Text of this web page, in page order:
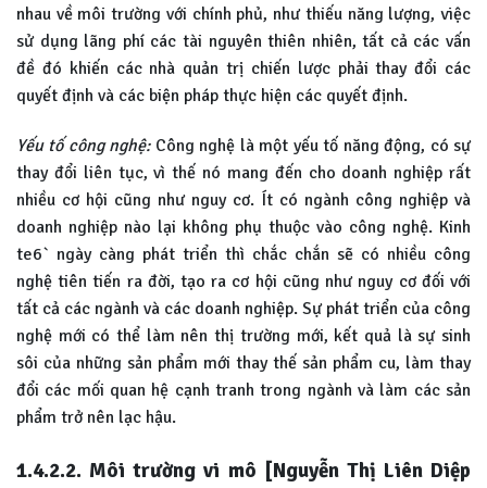
nhau về môi trường với chính phủ, như thiếu năng lượng, việc
sử dụng lãng phí các tài nguyên thiên nhiên, tất cả các vấn
đề đó khiến các nhà quản trị chiến lược phải thay đổi các
quyết định và các biện pháp thực hiện các quyết định.
Yếu tố công nghệ:Công nghệ là một yếu tố năng động, có sự
thay đổi liên tục, vì thế nó mang đến cho doanh nghiệp rất
nhiều cơ hội cũng như nguy cơ. Ít có ngành công nghiệp và
doanh nghiệp nào lại không phụ thuộc vào công nghệ. Kinh
te6` ngày càng phát triển thì chắc chắn sẽ có nhiều công
nghệ tiên tiến ra đời, tạo ra cơ hội cũng như nguy cơ đối với
tất cả các ngành và các doanh nghiệp. Sự phát triển của công
nghệ mới có thể làm nên thị trường mới, kết quả là sự sinh
sôi của những sản phẩm mới thay thế sản phẩm cu, làm thay
đổi các mối quan hệ cạnh tranh trong ngành và làm các sản
phẩm trở nên lạc hậu.
1.4.2.2. Môi trường vi mô [Nguyễn Thị Liên Diệp